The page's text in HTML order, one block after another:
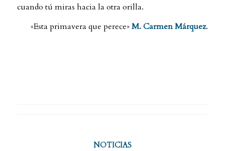
cuando tú miras hacia la otra orilla.
«Esta primavera que perece»M. Carmen Márquez.
NOTICIAS